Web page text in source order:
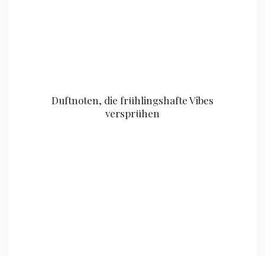
Duftnoten, die frühlingshafte Vibes
versprühen